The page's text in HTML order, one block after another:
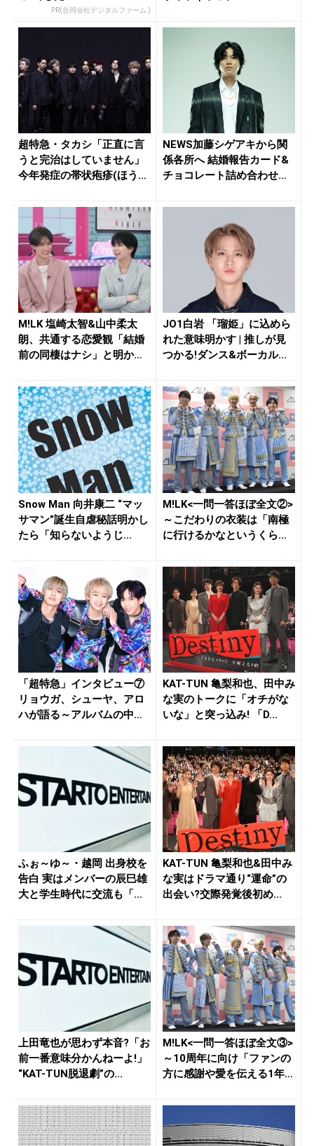
PR(合同会社デジタルファーム )
超特急・タカシ「正直に言
うと完治はしていません」
今年発症の帯状疱疹(ほうし
NEWS加藤シゲアキから関
係各所へ 結婚報告カード&
チョコレート詰め合わせ、
M!LK 塩崎太智&山中柔太
朗、共通する恋愛観「結婚
前の同棲はナシ」と明かす
JO1白岩 「瑠姫」に込めら
れた意味明かす | 推しが見
つかる!ダンス&ボーカル...
Snow Man 向井康二 “マッ
サマン”誕生自虐秘話明かし
たら「知らないようじ...
M!LK<一問一答ほぼ全文②>
～こだわりの衣装は「南極
に行けるかなというくらい
「超特急」インタビュー⑦
リョウガ、シューヤ、アロ
ハが語る～アルバムの中で
KAT-TUN 亀梨和也、田中み
な実のトークに「オチがな
いな」と突っ込み! 「D...
ふぉ～ゆ～・越岡 出身校を
告白 実はメンバーの辰巳雄
大と学生時代に交流も「初
KAT-TUN 亀梨和也&田中み
な実はドラマ通り“運命”の
出会い?交際発覚後初め...
上田竜也が思わず本音?「お
前一番意味分かんねーよ!」
“KAT-TUN脱退劇”の...
M!LK<一問一答ほぼ全文③>
～10周年に向け「ファンの
方に感謝や愛を伝える1年...